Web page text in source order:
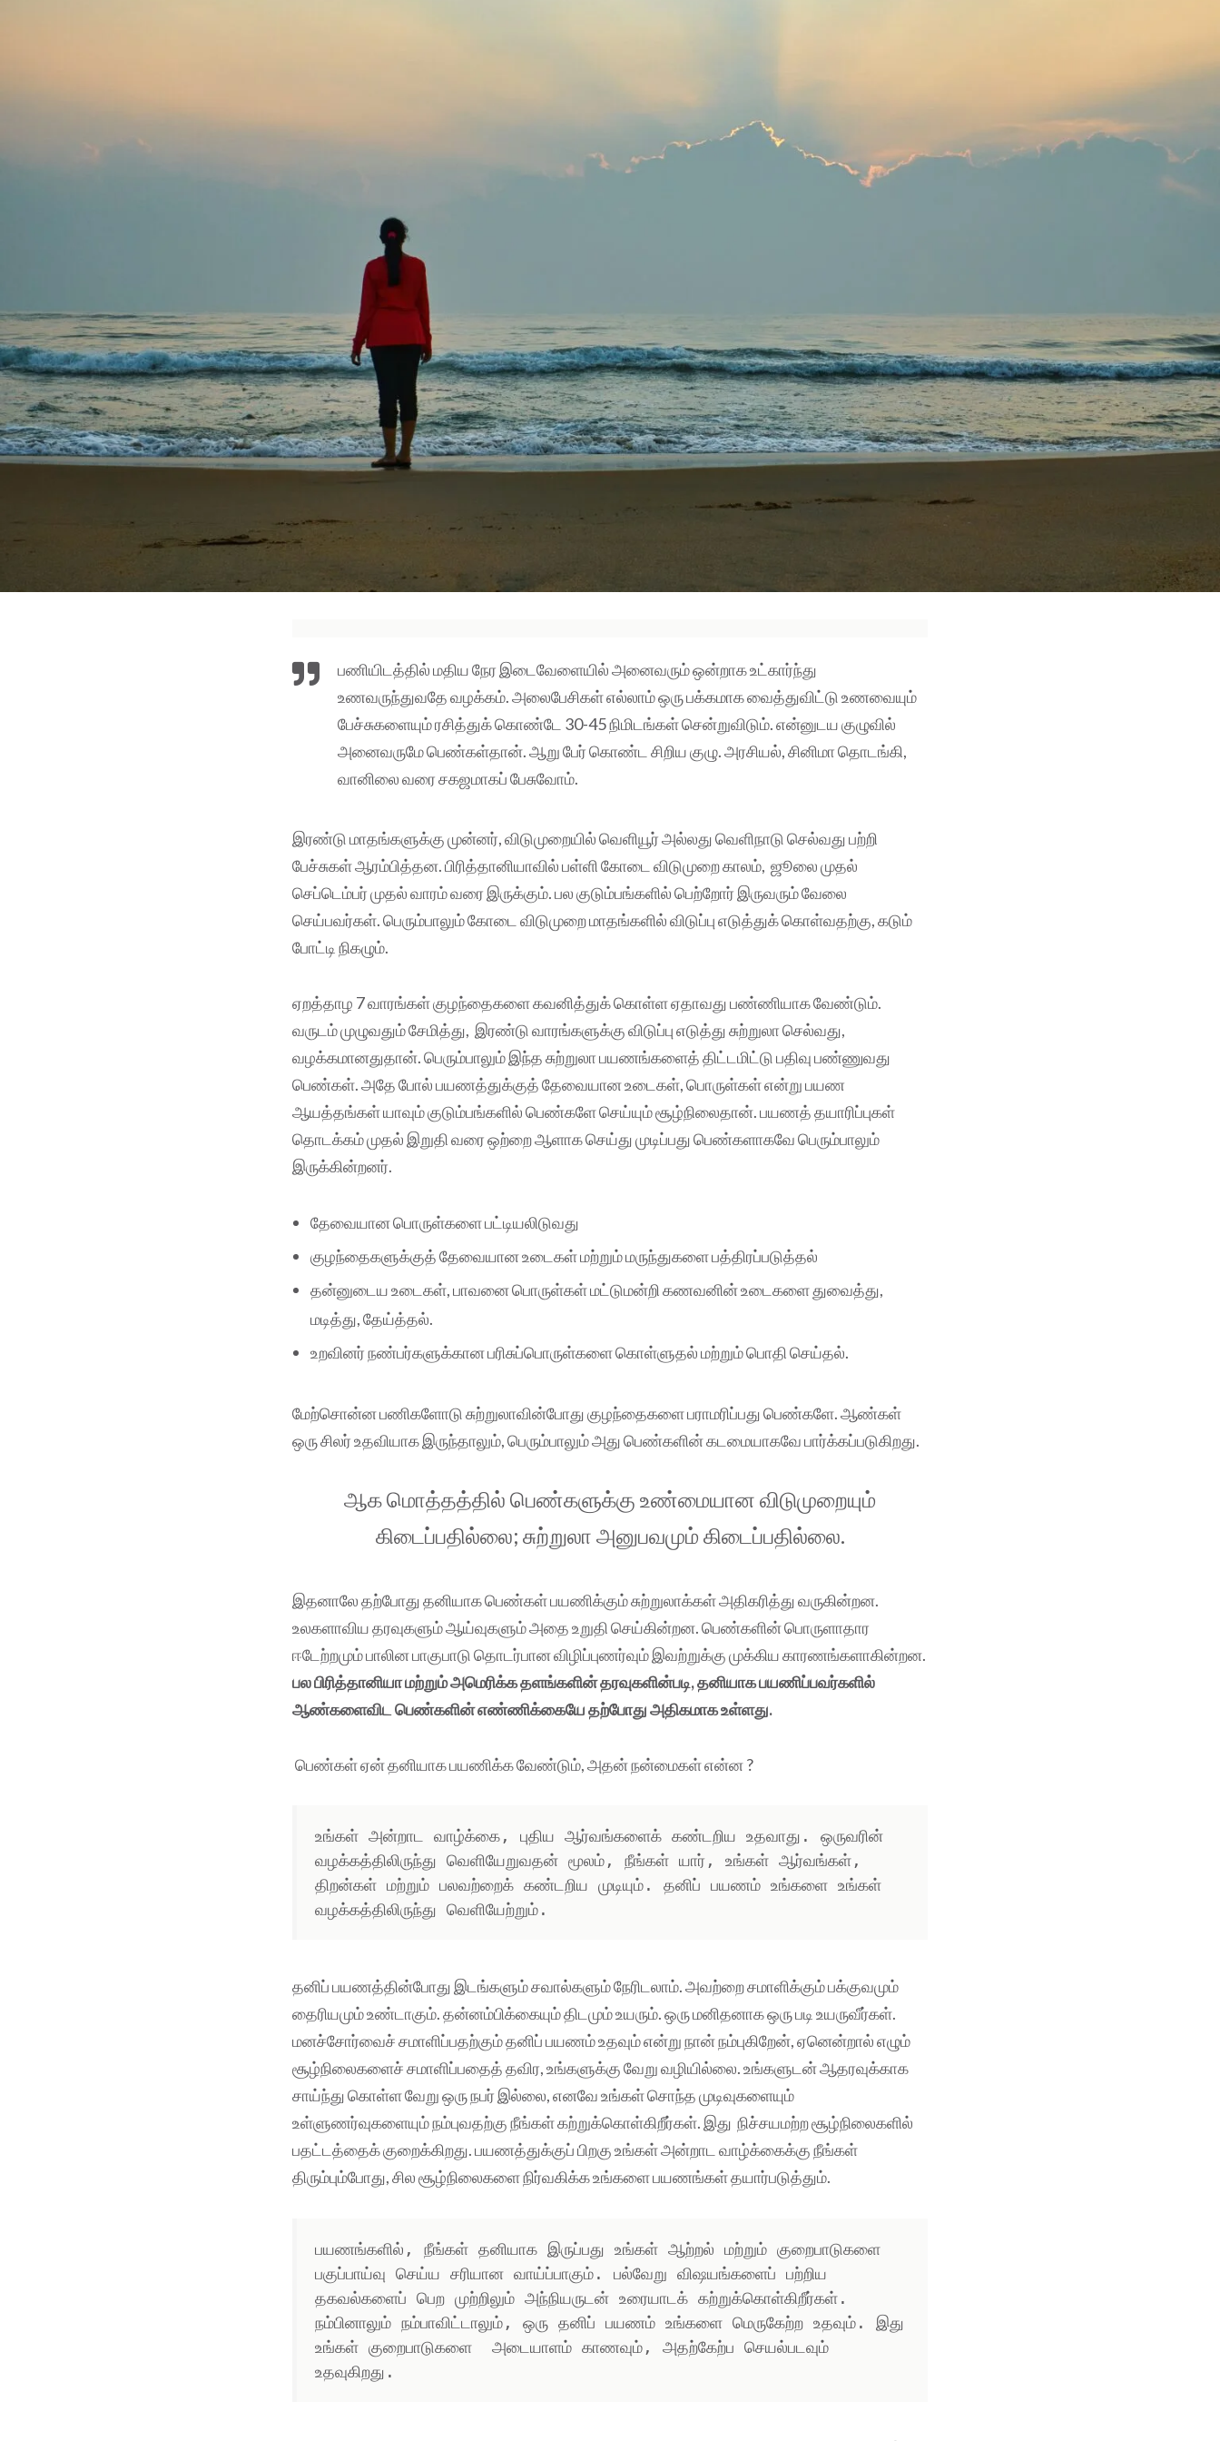
பணியிடத்தில் மதிய நேர இடைவேளையில் அனைவரும் ஒன்றாக உட்கார்ந்து
உணவருந்துவதே வழக்கம். அலைபேசிகள் எல்லாம் ஒரு பக்கமாக வைத்துவிட்டு உணவையும்
பேச்சுகளையும் ரசித்துக் கொண்டே 30-45 நிமிடங்கள் சென்றுவிடும். என்னுடய குழுவில்
அனைவருமே பெண்கள்தான். ஆறு பேர் கொண்ட சிறிய குழு. அரசியல், சினிமா தொடங்கி,
வானிலை வரை சகஜமாகப் பேசுவோம்.
இரண்டு மாதங்களுக்கு முன்னர், விடுமுறையில் வெளியூர் அல்லது வெளிநாடு செல்வது பற்றி
பேச்சுகள் ஆரம்பித்தன. பிரித்தானியாவில் பள்ளி கோடை விடுமுறை காலம், ஜூலை முதல்
செப்டெம்பர் முதல் வாரம் வரை இருக்கும். பல குடும்பங்களில் பெற்றோர் இருவரும் வேலை
செய்பவர்கள். பெரும்பாலும் கோடை விடுமுறை மாதங்களில் விடுப்பு எடுத்துக் கொள்வதற்கு, கடும்
போட்டி நிகழும்.
ஏறத்தாழ 7 வாரங்கள் குழந்தைகளை கவனித்துக் கொள்ள ஏதாவது பண்ணியாக வேண்டும்.
வருடம் முழுவதும் சேமித்து, இரண்டு வாரங்களுக்கு விடுப்பு எடுத்து சுற்றுலா செல்வது,
வழக்கமானதுதான். பெரும்பாலும் இந்த சுற்றுலா பயணங்களைத் திட்டமிட்டு பதிவு பண்ணுவது
பெண்கள். அதே போல் பயணத்துக்குத் தேவையான உடைகள், பொருள்கள் என்று பயண
ஆயத்தங்கள் யாவும் குடும்பங்களில் பெண்களே செய்யும் சூழ்நிலைதான். பயணத் தயாரிப்புகள்
தொடக்கம் முதல் இறுதி வரை ஒற்றை ஆளாக செய்து முடிப்பது பெண்களாகவே பெரும்பாலும்
இருக்கின்றனர்.
தேவையான பொருள்களை பட்டியலிடுவது
குழந்தைகளுக்குத் தேவையான உடைகள் மற்றும் மருந்துகளை பத்திரப்படுத்தல்
தன்னுடைய உடைகள், பாவனை பொருள்கள் மட்டுமன்றி கணவனின் உடைகளை துவைத்து,
மடித்து, தேய்த்தல்.
உறவினர் நண்பர்களுக்கான பரிசுப்பொருள்களை கொள்ளுதல் மற்றும் பொதி செய்தல்.
மேற்சொன்ன பணிகளோடு சுற்றுலாவின்போது குழந்தைகளை பராமரிப்பது பெண்களே. ஆண்கள்
ஒரு சிலர் உதவியாக இருந்தாலும், பெரும்பாலும் அது பெண்களின் கடமையாகவே பார்க்கப்படுகிறது.
ஆக மொத்தத்தில் பெண்களுக்கு உண்மையான விடுமுறையும்
கிடைப்பதில்லை; சுற்றுலா அனுபவமும் கிடைப்பதில்லை.
இதனாலே தற்போது தனியாக பெண்கள் பயணிக்கும் சுற்றுலாக்கள் அதிகரித்து வருகின்றன.
உலகளாவிய தரவுகளும் ஆய்வுகளும் அதை உறுதி செய்கின்றன. பெண்களின் பொருளாதார
ஈடேற்றமும் பாலின பாகுபாடு தொடர்பான விழிப்புணர்வும் இவற்றுக்கு முக்கிய காரணங்களாகின்றன.
பல பிரித்தானியா மற்றும் அமெரிக்க தளங்களின் தரவுகளின்படி, தனியாக பயணிப்பவர்களில்
ஆண்களைவிட பெண்களின் எண்ணிக்கையே தற்போது அதிகமாக உள்ளது.
பெண்கள் ஏன் தனியாக பயணிக்க வேண்டும், அதன் நன்மைகள் என்ன ?
உங்கள் அன்றாட வாழ்க்கை, புதிய ஆர்வங்களைக் கண்டறிய உதவாது. ஒருவரின்
வழக்கத்திலிருந்து வெளியேறுவதன் மூலம், நீங்கள் யார், உங்கள் ஆர்வங்கள்,
திறன்கள் மற்றும் பலவற்றைக் கண்டறிய முடியும். தனிப் பயணம் உங்களை உங்கள்
வழக்கத்திலிருந்து வெளியேற்றும்.
தனிப் பயணத்தின்போது இடங்களும் சவால்களும் நேரிடலாம். அவற்றை சமாளிக்கும் பக்குவமும்
தைரியமும் உண்டாகும். தன்னம்பிக்கையும் திடமும் உயரும். ஒரு மனிதனாக ஒரு படி உயருவீர்கள்.
மனச்சோர்வைச் சமாளிப்பதற்கும் தனிப் பயணம் உதவும் என்று நான் நம்புகிறேன், ஏனென்றால் எழும்
சூழ்நிலைகளைச் சமாளிப்பதைத் தவிர, உங்களுக்கு வேறு வழியில்லை. உங்களுடன் ஆதரவுக்காக
சாய்ந்து கொள்ள வேறு ஒரு நபர் இல்லை, எனவே உங்கள் சொந்த முடிவுகளையும்
உள்ளுணர்வுகளையும் நம்புவதற்கு நீங்கள் கற்றுக்கொள்கிறீர்கள். இது நிச்சயமற்ற சூழ்நிலைகளில்
பதட்டத்தைக் குறைக்கிறது. பயணத்துக்குப் பிறகு உங்கள் அன்றாட வாழ்க்கைக்கு நீங்கள்
திரும்பும்போது, ​​​​சில சூழ்நிலைகளை நிர்வகிக்க உங்களை பயணங்கள் தயார்படுத்தும்.
பயணங்களில், நீங்கள் தனியாக இருப்பது உங்கள் ஆற்றல் மற்றும் குறைபாடுகளை
பகுப்பாய்வு செய்ய சரியான வாய்ப்பாகும். பல்வேறு விஷயங்களைப் பற்றிய
தகவல்களைப் பெற முற்றிலும் அந்நியருடன் உரையாடக் கற்றுக்கொள்கிறீர்கள்.
நம்பினாலும் நம்பாவிட்டாலும், ஒரு தனிப் பயணம் உங்களை மெருகேற்ற உதவும். இது
உங்கள் குறைபாடுகளை  அடையாளம் காணவும், அதற்கேற்ப செயல்படவும்
உதவுகிறது.